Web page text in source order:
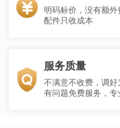
明码标价，没有额外
配件只收成本
服务质量
不满意不收费，调好
有问题免费服务，